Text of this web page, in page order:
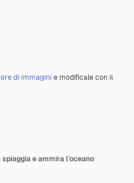
di immagini e modificale con il
e ammira l'oceano